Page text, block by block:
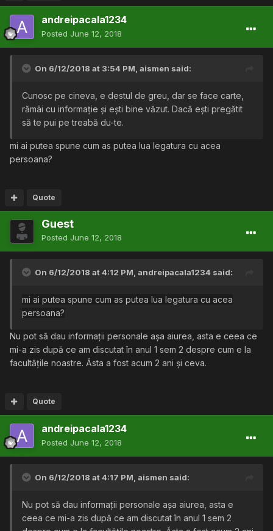
andreipacala1234
Posted June 12, 2018
On 6/12/2018 at 3:54 PM, aismen said:
Cunosc pe cineva, e destul de greu, dar se face carte,
rămâi cu informație și ești bine văzut. Dacă ești pregătit
să te pui pe treabă du-te.
mi ai putea spune cum as putea lua legatura cu acea
persoana?
Quote
Guest
Posted June 12, 2018
On 6/12/2018 at 4:12 PM, andreipacala1234 said:
mi ai putea spune cum as putea lua legatura cu acea
persoana?
Nu pot să dau informații personale așa aiurea, asta e ceea ce
mi-a zis după ce am discutat în anul 1 sem 2 despre cum e la
facultățile noastre. Ăsta a fost acum 2 ani și ceva.
Quote
andreipacala1234
Posted June 12, 2018
On 6/12/2018 at 4:17 PM, aismen said:
Nu pot să dau informații personale așa aiurea, asta e
ceea ce mi-a zis după ce am discutat în anul 1 sem 2